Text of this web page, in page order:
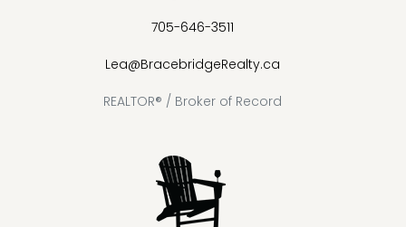
705-646-3511
Lea@BracebridgeRealty.ca
REALTOR® / Broker of Record